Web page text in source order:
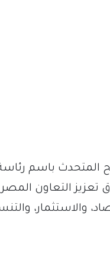
المتحدث باسم
تعزيز التعاون
والاستثمار،